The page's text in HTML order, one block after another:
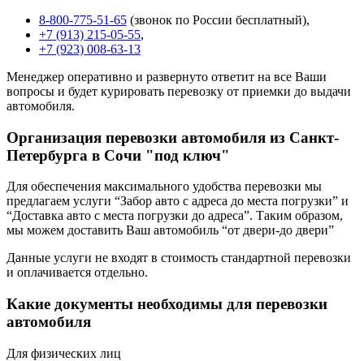
8-800-775-51-65 (звонок по России бесплатный),
+7 (913) 215-05-55,
+7 (923) 008-63-13
Менеджер оперативно и развернуто ответит на все Ваши
вопросы и будет курировать перевозку от приемки до выдачи
автомобиля.
Организация перевозки автомобиля из Санкт-
Петербурга в Сочи "под ключ"
Для обеспечения максимального удобства перевозки мы
предлагаем услуги “Забор авто с адреса до места погрузки” и
“Доставка авто с места погрузки до адреса”. Таким образом,
мы можем доставить Ваш автомобиль “от двери-до двери”
Данные услуги не входят в стоимость стандартной перевозки
и оплачивается отдельно.
Какие документы необходимы для перевозки
автомобиля
Для физических лиц